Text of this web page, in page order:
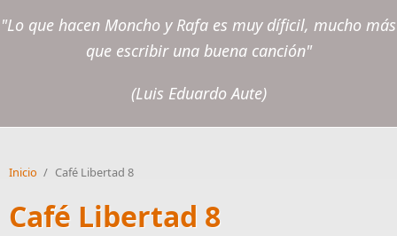
"Lo que hacen Moncho y Rafa es muy díficil, mucho más
que escribir una buena canción"
(Luis Eduardo Aute)
Inicio / Café Libertad 8
Café Libertad 8